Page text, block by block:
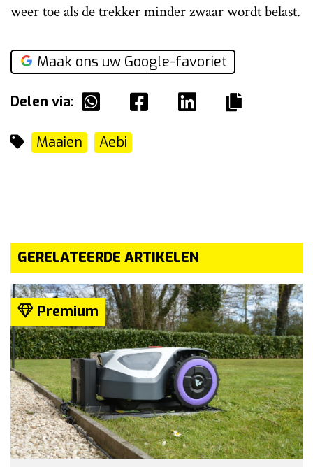
weer toe als de trekker minder zwaar wordt belast.
Maak ons uw Google-favoriet
Delen via:
Maaien Aebi
GERELATEERDE ARTIKELEN
Premium